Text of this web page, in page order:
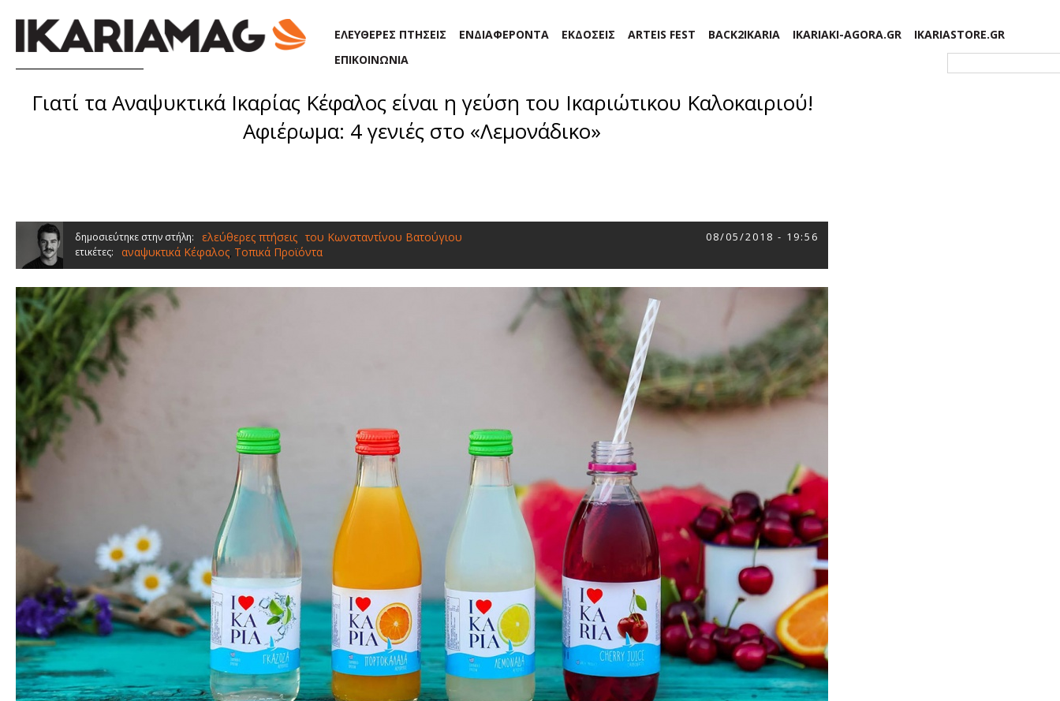
ΕΛΕΥΘΕΡΕΣ ΠΤΗΣΕΙΣ ΕΝΔΙΑΦΕΡΟΝΤΑ ΕΚΔΟΣΕΙΣ ARTEIS FEST BACK2IKARIA IKARIAKI-AGORA.GR
IKARIASTORE.GR
ΕΠΙΚΟΙΝΩΝΙΑ
Γιατί τα Αναψυκτικά Ικαρίας Κέφαλος είναι η γεύση του Ικαριώτικου Καλοκαιριού!
Αφιέρωμα: 4 γενιές στο «Λεμονάδικο»
δημοσιεύτηκε στην στήλη: ελεύθερες πτήσεις του Κωνσταντίνου Βατούγιου 08/05/2018 - 19:56
ετικέτες: αναψυκτικά Κέφαλος, Τοπικά Προϊόντα